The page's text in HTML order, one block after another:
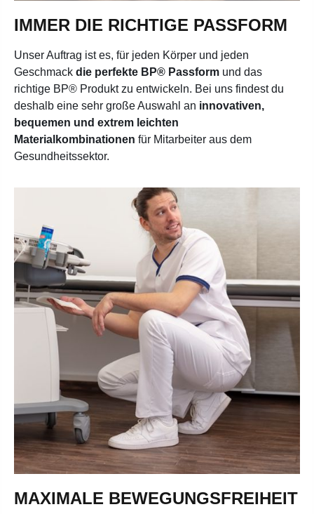
IMMER DIE RICHTIGE PASSFORM
Unser Auftrag ist es, für jeden Körper und jeden
Geschmack die perfekte BP® Passform und das
richtige BP® Produkt zu entwickeln. Bei uns findest du
deshalb eine sehr große Auswahl an innovativen,
bequemen und extrem leichten
Materialkombinationen für Mitarbeiter aus dem
Gesundheitssektor.
MAXIMALE BEWEGUNGSFREIHEIT